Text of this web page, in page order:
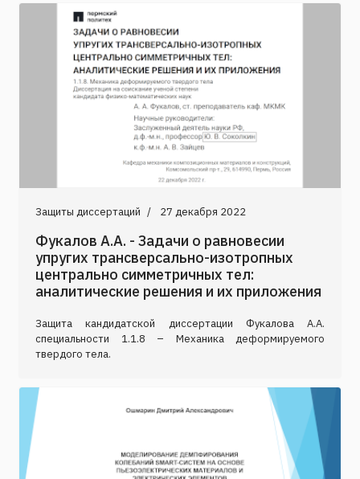
Защиты диссертаций 27 декабря 2022
Фукалов А.А. - Задачи о равновесии
упругих трансверсально-изотропных
центрально симметричных тел:
аналитические решения и их приложения
Защита кандидатской диссертации Фукалова А.А.
специальности 1.1.8 – Механика деформируемого
твердого тела.